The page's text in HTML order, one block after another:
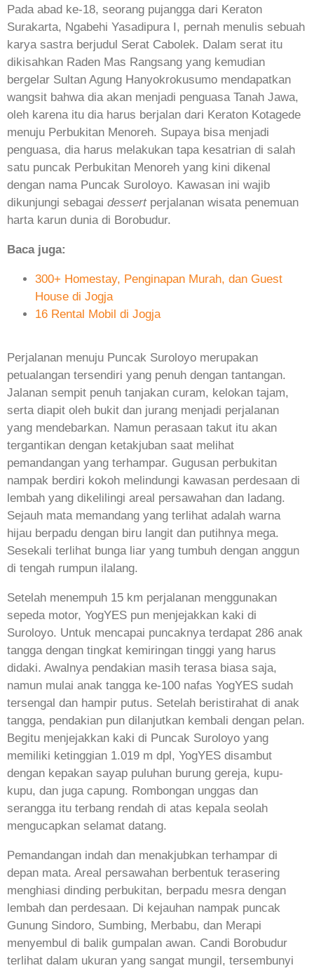
Pada abad ke-18, seorang pujangga dari Keraton
Surakarta, Ngabehi Yasadipura I, pernah menulis sebuah
karya sastra berjudul Serat Cabolek. Dalam serat itu
dikisahkan Raden Mas Rangsang yang kemudian
bergelar Sultan Agung Hanyokrokusumo mendapatkan
wangsit bahwa dia akan menjadi penguasa Tanah Jawa,
oleh karena itu dia harus berjalan dari Keraton Kotagede
menuju Perbukitan Menoreh. Supaya bisa menjadi
penguasa, dia harus melakukan tapa kesatrian di salah
satu puncak Perbukitan Menoreh yang kini dikenal
dengan nama Puncak Suroloyo. Kawasan ini wajib
dikunjungi sebagai dessertperjalanan wisata penemuan
harta karun dunia di Borobudur.
Baca juga:
300+ Homestay, Penginapan Murah, dan Guest
House di Jogja
16 Rental Mobil di Jogja
Perjalanan menuju Puncak Suroloyo merupakan
petualangan tersendiri yang penuh dengan tantangan.
Jalanan sempit penuh tanjakan curam, kelokan tajam,
serta diapit oleh bukit dan jurang menjadi perjalanan
yang mendebarkan. Namun perasaan takut itu akan
tergantikan dengan ketakjuban saat melihat
pemandangan yang terhampar. Gugusan perbukitan
nampak berdiri kokoh melindungi kawasan perdesaan di
lembah yang dikelilingi areal persawahan dan ladang.
Sejauh mata memandang yang terlihat adalah warna
hijau berpadu dengan biru langit dan putihnya mega.
Sesekali terlihat bunga liar yang tumbuh dengan anggun
di tengah rumpun ilalang.
Setelah menempuh 15 km perjalanan menggunakan
sepeda motor, YogYES pun menjejakkan kaki di
Suroloyo. Untuk mencapai puncaknya terdapat 286 anak
tangga dengan tingkat kemiringan tinggi yang harus
didaki. Awalnya pendakian masih terasa biasa saja,
namun mulai anak tangga ke-100 nafas YogYES sudah
tersengal dan hampir putus. Setelah beristirahat di anak
tangga, pendakian pun dilanjutkan kembali dengan pelan.
Begitu menjejakkan kaki di Puncak Suroloyo yang
memiliki ketinggian 1.019 m dpl, YogYES disambut
dengan kepakan sayap puluhan burung gereja, kupu-
kupu, dan juga capung. Rombongan unggas dan
serangga itu terbang rendah di atas kepala seolah
mengucapkan selamat datang.
Pemandangan indah dan menakjubkan terhampar di
depan mata. Areal persawahan berbentuk terasering
menghiasi dinding perbukitan, berpadu mesra dengan
lembah dan perdesaan. Di kejauhan nampak puncak
Gunung Sindoro, Sumbing, Merbabu, dan Merapi
menyembul di balik gumpalan awan. Candi Borobudur
terlihat dalam ukuran yang sangat mungil, tersembunyi